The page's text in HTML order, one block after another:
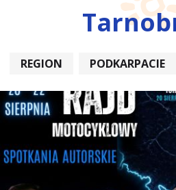
REGION PODKARPACIE